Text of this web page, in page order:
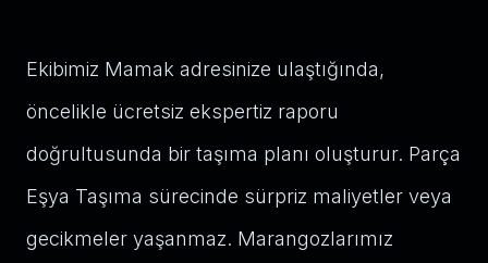
Ekibimiz Mamak adresinize ulaştığında,
öncelikle ücretsiz ekspertiz raporu
doğrultusunda bir taşıma planı oluşturur. Parça
Eşya Taşıma sürecinde sürpriz maliyetler veya
gecikmeler yaşanmaz. Marangozlarımız